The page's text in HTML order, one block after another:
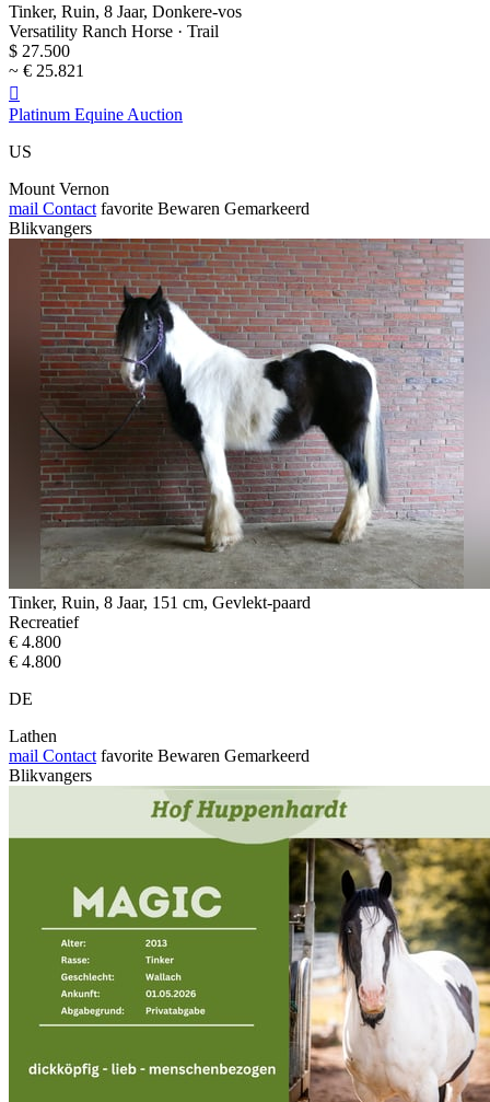
Tinker, Ruin, 8 Jaar, Donkere-vos
Versatility Ranch Horse · Trail
$ 27.500
~ € 25.821

Platinum Equine Auction
US
Mount Vernon
mail Contact favorite Bewaren Gemarkeerd
Blikvangers
Tinker, Ruin, 8 Jaar, 151 cm, Gevlekt-paard
Recreatief
€ 4.800
€ 4.800
DE
Lathen
mail Contact favorite Bewaren Gemarkeerd
Blikvangers